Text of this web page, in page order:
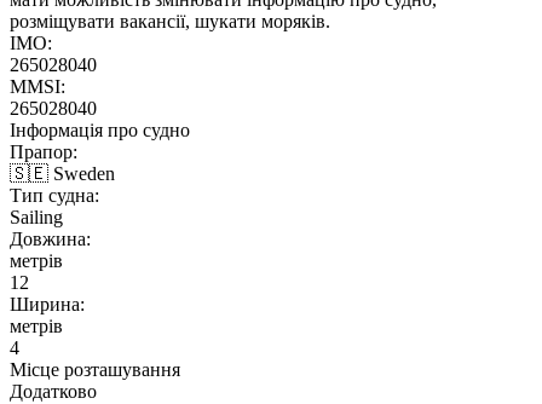
розміщувати вакансії, шукати моряків.
IMO:
265028040
MMSI:
265028040
Інформація про судно
Прапор:
🇸🇪 Sweden
Тип судна:
Sailing
Довжина:
метрів
12
Ширина:
метрів
4
Місце розташування
Додатково